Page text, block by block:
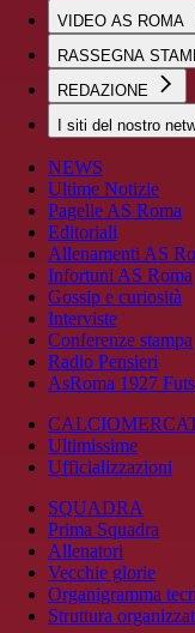
VIDEO AS ROMA
RASSEGNA
REDAZIONE
I siti del nostro
NEWS
Ultime Notizie
Pagelle AS Roma
Editoriali
Allenamenti AS
Infortuni AS Roma
Gossip e curiosità
Interviste
Conferenze stampa
Radio Pensieri
AsRoma 1927
Ultimissime
Ufficializzazioni
SQUADRA
Prima Squadra
Allenatori
Vecchie glorie
Organigramma
Struttura